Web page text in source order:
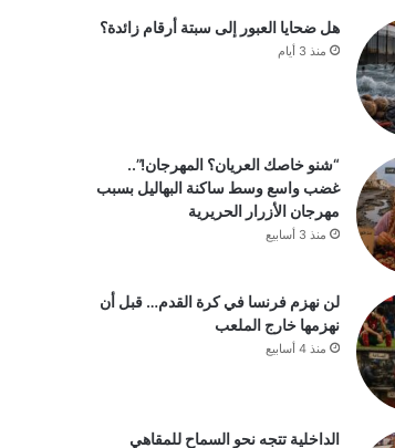
هل ضحايا العبور إلى سبتة أرقام زائدة؟
منذ 3 أيام
“شنو خاصك العريان؟ المهرجان!”..
غضب واسع وسط ساكنة البهاليل بسبب
مهرجان الأزرار الحريرية
منذ 3 أسابيع
لن نهزم فرنسا في كرة القدم… قبل أن
نهزمها خارج الملعب
منذ 4 أسابيع
الداخلية تتجه نحو السماح للمقاهي